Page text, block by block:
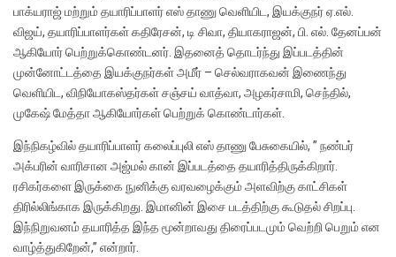
பாக்யராஜ் மற்றும் தயாரிப்பாளர் எஸ் தாணு வெளியிட, இயக்குநர் ஏ.எல்.
விஜய், தயாரிப்பாளர்கள் கதிரேசன், டி சிவா, தியாகராஜன், பி. எல். தேனப்பன்
ஆகியோர் பெற்றுக்கொண்டனர். இதனைத் தொடர்ந்து இப்படத்தின்
முன்னோட்டத்தை இயக்குநர்கள் அமீர் – செல்வராகவன் இணைந்து
வெளியிட, விநியோகஸ்தர்கள் சஞ்சய் வாத்வா, அழகர்சாமி, செந்தில்,
முகேஷ் மேத்தா ஆகியோர்கள் பெற்றுக் கொண்டார்கள்.
இந்நிகழ்வில் தயாரிப்பாளர் கலைப்புலி எஸ் தாணு பேசுகையில், ” நண்பர்
அக்பரின் வாரிசான அஜ்மல் கான் இப்படத்தை தயாரித்திருக்கிறார்.
ரசிகர்களை இருக்கை நுனிக்கு வரவழைக்கும் அளவிற்கு காட்சிகள்
திரில்லிங்காக இருக்கிறது. இமானின் இசை படத்திற்கு கூடுதல் சிறப்பு.
இந்நிறுவனம் தயாரித்த இந்த மூன்றாவது திரைப்படமும் வெற்றி பெறும் என
வாழ்த்துகிறேன்,” என்றார்.